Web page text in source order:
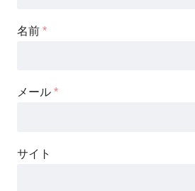
名前 *
メール *
サイト